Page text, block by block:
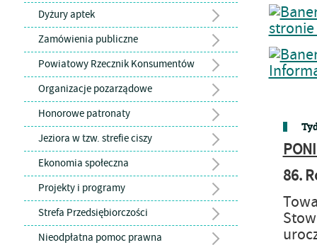
Dyżury aptek
Zamówienia publiczne
Powiatowy Rzecznik Konsumentów
Organizacje pozarządowe
Honorowe patronaty
Jeziora w tzw. strefie ciszy
Ekonomia społeczna
Projekty i programy
Strefa Przedsiębiorczości
Nieodpłatna pomoc prawna
86.